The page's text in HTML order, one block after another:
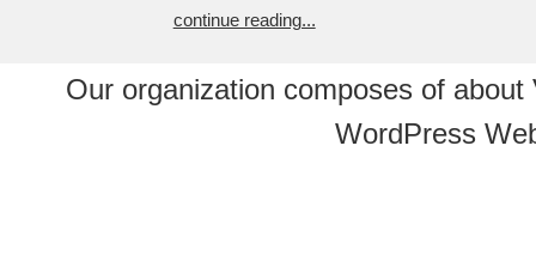
continue reading...
Our organization composes of
WordPress